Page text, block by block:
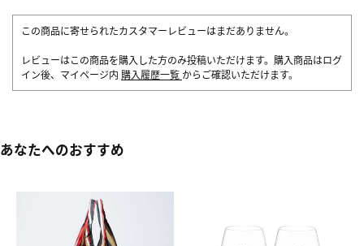
この商品に寄せられたカスタマーレビューはまだありません。
レビューはこの商品を購入した方のみ投稿いただけます。購入商品はログ
イン後、マイページ内 購入履歴一覧 からご確認いただけます。
あなたへのおすすめ